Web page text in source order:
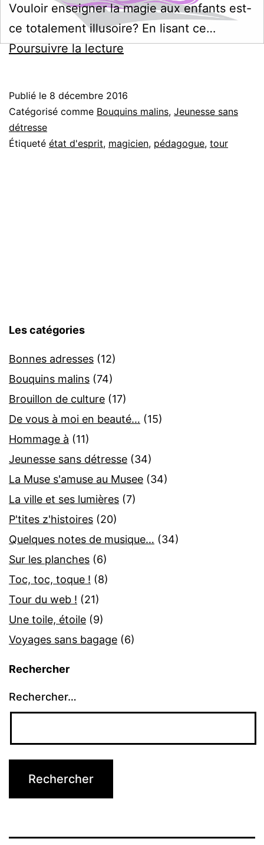
Vouloir enseigner la magie aux enfants est-
ce totalement illusoire? En lisant ce…
Poursuivre la lectureL’atelier
sans
Publié le 8 décembre 2016
Catégorisé comme Bouquins malins, Jeunesse sans
détresse
Étiqueté état d'esprit, magicien, pédagogue, tour
Les catégories
Bonnes adresses (12)
Bouquins malins (74)
Brouillon de culture (17)
De vous à moi en beauté… (15)
Hommage à (11)
Jeunesse sans détresse (34)
La Muse s'amuse au Musee (34)
La ville et ses lumières (7)
P'tites z'histoires (20)
Quelques notes de musique… (34)
Sur les planches (6)
Toc, toc, toque ! (8)
Tour du web ! (21)
Une toile, étoile (9)
Voyages sans bagage (6)
Rechercher
Rechercher…